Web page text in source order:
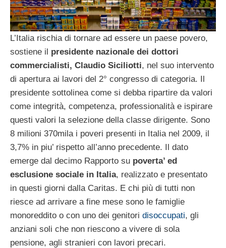
L’Italia rischia di tornare ad essere un paese povero,
sostiene il presidente nazionale dei dottori
commercialisti, Claudio Siciliotti, nel suo intervento
di apertura ai lavori del 2° congresso di categoria. Il
presidente sottolinea come si debba ripartire da valori
come integrità, competenza, professionalità e ispirare
questi valori la selezione della classe dirigente. Sono
8 milioni 370mila i poveri presenti in Italia nel 2009, il
3,7% in piu’ rispetto all’anno precedente. Il dato
emerge dal decimo Rapporto su poverta’ ed
esclusione sociale in Italia, realizzato e presentato
in questi giorni dalla Caritas. E chi più di tutti non
riesce ad arrivare a fine mese sono le famiglie
monoreddito o con uno dei genitori disoccupati, gli
anziani soli che non riescono a vivere di sola
pensione, agli stranieri con lavori precari.